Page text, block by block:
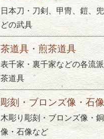
日本刀・刀剣、甲冑、鎧、
どの武具
茶道具・煎茶道具
表千家・裏千家などの各流
茶道具
彫刻・ブロンズ像・石
木彫り彫刻・ブロンズ像・銅
像・石像など